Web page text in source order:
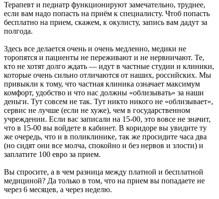
Терапевт и педиатр функционируют замечательно, труднее,
если вам надо попасть на приём к специалисту. Чтоб попасть
бесплатно на прием, скажем, к окулисту, запись вам дадут за
полгода.
Здесь все делается очень и очень медленно, медики не
торопятся и пациенты не переживают и не нервничают. Те,
кто не хотят долго ждать — идут в частные студии и клиники,
которые очень сильно отличаются от наших, российских. Мы
привыкли к тому, что частная клиника означает максимум
комфорт, удобство и что нас должны «облизывать» за наши
деньги. Тут совсем не так. Тут никто никого не «облизывает»,
сервис не лучше (если не хуже), чем в государственном
учреждении. Если вас записали на 15-00, это вовсе не значит,
что в 15-00 вы войдете в кабинет. В коридоре вы увидите ту
же очередь, что и в поликлинике, так же просидите часа два
(но сидят они все молча, спокойно и без нервов и злости) и
заплатите 100 евро за прием.
Вы спросите, а в чем разница между платной и бесплатной
медициной? Да только в том, что на прием вы попадаете не
через 6 месяцев, а через неделю.